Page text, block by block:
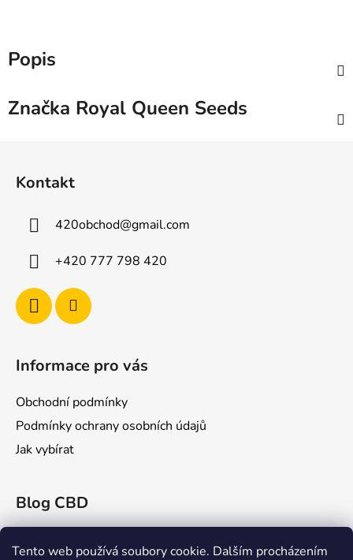
Tento web používá soubory cookie. Dalším procházením
Popis
Značka Royal Queen Seeds
Kontakt
420obchod@gmail.com
+420 777 798 420
Informace pro vás
Obchodní podmínky
Podmínky ochrany osobních údajů
Jak vybírat
Blog CBD
Ostravě